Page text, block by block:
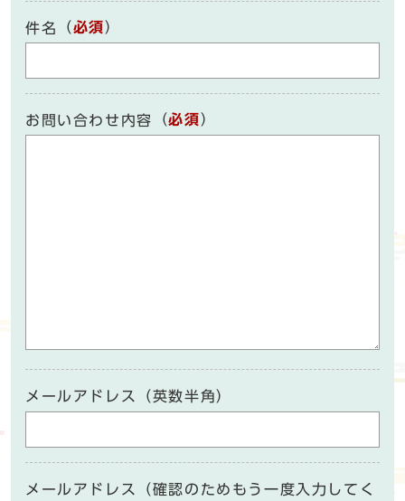
件名 （必須）
お問い合わせ内容 （必須）
メールアドレス（英数半角）
メールアドレス（確認のためもう一度入力してく